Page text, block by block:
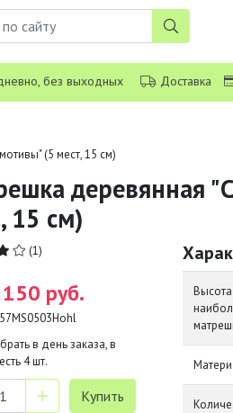
без выходных Доставка
(5 мест, 15 см)
деревянная
15 см)
(1)
руб.
в день заказа, в
4шт.
Высота